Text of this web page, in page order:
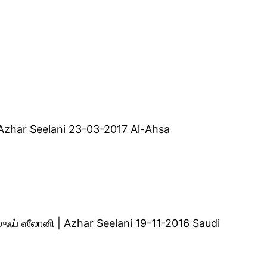
Seelani 23-03-2017 Al-Ahsa
ஸீலானி | Azhar Seelani 19-11-2016 Saudi